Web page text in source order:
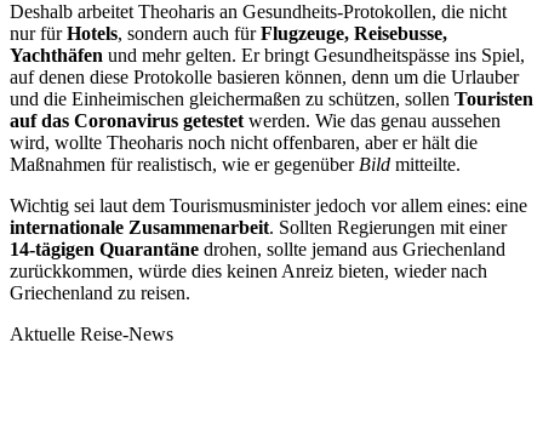
Deshalb arbeitet Theoharis an Gesundheits-Protokollen, die nicht
nur fürHotels, sondern auch fürFlugzeuge, Reisebusse,
Yachthäfen und mehr gelten. Er bringt Gesundheitspässe ins Spiel,
auf denen diese Protokolle basieren können, denn um die Urlauber
und die Einheimischen gleichermaßen zu schützen, sollen Touristen
auf das Coronavirus getestetwerden. Wie das genau aussehen
wird, wollte Theoharis noch nicht offenbaren, aber er hält die
Maßnahmen für realistisch, wie er gegenüberBild mitteilte.
Wichtig sei laut dem Tourismusminister jedoch vor allem eines: eine
internationale Zusammenarbeit. Sollten Regierungen mit einer
14-tägigen Quarantäne drohen, sollte jemand aus Griechenland
zurückkommen, würde dies keinen Anreiz bieten, wieder nach
Griechenland zu reisen.
Aktuelle Reise-News